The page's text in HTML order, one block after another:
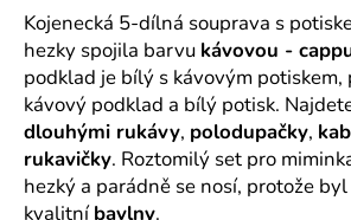
hvězdiček.
Kojenecká 5-dílná souprava s
hezky spojila barvu kávovou -
podklad je bílý s kávovým potiskem,
kávový podklad a bílý potisk.
dlouhými rukávy, polodupačky,
rukavičky. Roztomilý set pro
hezký a parádně se nosí, protože
kvalitníbavlny.
HLEDAT
D
o